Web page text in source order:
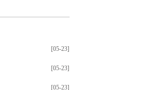
[05-23]
[05-23]
[05-23]